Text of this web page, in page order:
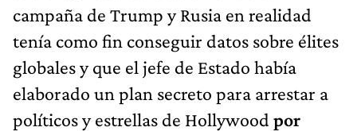
campaña de Trump y Rusia en realidad
tenía como fin conseguir datos sobre élites
globales y que el jefe de Estado había
elaborado un plan secreto para arrestar a
políticos y estrellas de Hollywood por